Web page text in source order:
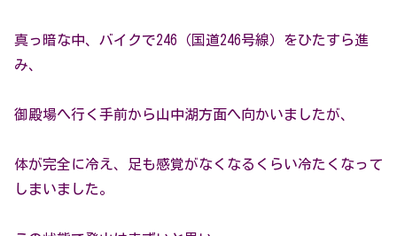
真っ暗な中、バイクで246（国道246号線）をひたすら進
み、
御殿場へ行く手前から山中湖方面へ向かいましたが、
体が完全に冷え、足も感覚がなくなるくらい冷たくなって
しまいました。